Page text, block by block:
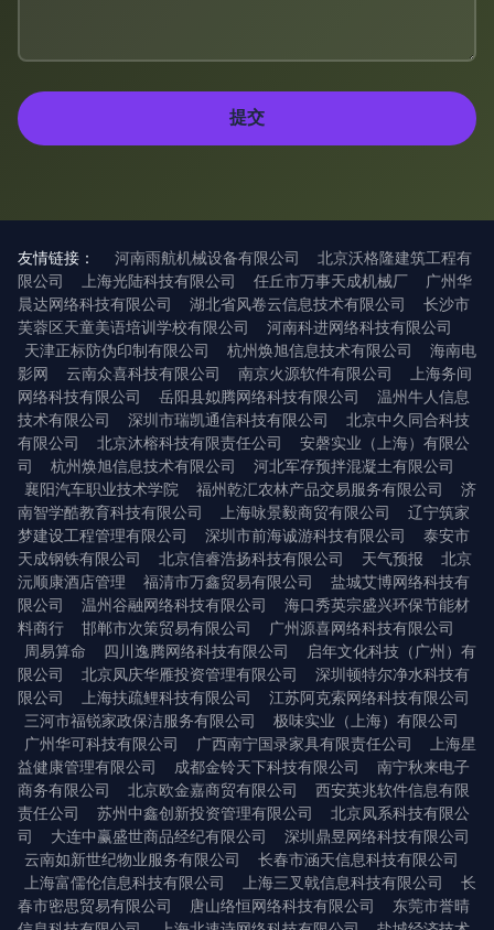
友情链接： 河南雨航机械设备有限公司
北京沃格隆建筑工程有
限公司
上海光陆科技有限公司 任丘市万事天成机械厂
广州华
晨达网络科技有限公司
湖北省风卷云信息技术有限公司
长沙市
芙蓉区天童美语培训学校有限公司
河南科进网络科技有限公司
天津正标防伪印制有限公司
杭州焕旭信息技术有限公司
海南电
影网
云南众喜科技有限公司 南京火源软件有限公司
上海务间
网络科技有限公司
岳阳县姒腾网络科技有限公司
温州牛人信息
技术有限公司
深圳市瑞凯通信科技有限公司
北京中久同合科技
有限公司
北京沐榕科技有限责任公司
安磬实业（上海）有限公
司
杭州焕旭信息技术有限公司
河北军存预拌混凝土有限公司
襄阳汽车职业技术学院
福州乾汇农林产品交易服务有限公司
济
南智学酷教育科技有限公司
上海咏景毅商贸有限公司
辽宁筑家
梦建设工程管理有限公司
深圳市前海诚游科技有限公司
泰安市
天成钢铁有限公司
北京信睿浩扬科技有限公司 天气预报
北京
沅顺康酒店管理
福清市万鑫贸易有限公司
盐城艾博网络科技有
限公司
温州谷融网络科技有限公司
海口秀英宗盛兴环保节能材
料商行
邯郸市次策贸易有限公司
广州源喜网络科技有限公司
周易算命
四川逸腾网络科技有限公司
启年文化科技（广州）有
限公司
北京凤庆华雁投资管理有限公司
深圳顿特尔净水科技有
限公司
上海扶疏鲤科技有限公司
江苏阿克索网络科技有限公司
三河市福锐家政保洁服务有限公司
极味实业（上海）有限公司
广州华可科技有限公司
广西南宁国录家具有限责任公司
上海星
益健康管理有限公司
成都金铃天下科技有限公司
南宁秋来电子
商务有限公司
北京欧金嘉商贸有限公司
西安英兆软件信息有限
责任公司
苏州中鑫创新投资管理有限公司
北京凤系科技有限公
司
大连中赢盛世商品经纪有限公司
深圳鼎昱网络科技有限公司
云南如新世纪物业服务有限公司
长春市涵天信息科技有限公司
上海富儒伦信息科技有限公司
上海三叉戟信息科技有限公司
长
春市密思贸易有限公司
唐山络恒网络科技有限公司
东莞市誉晴